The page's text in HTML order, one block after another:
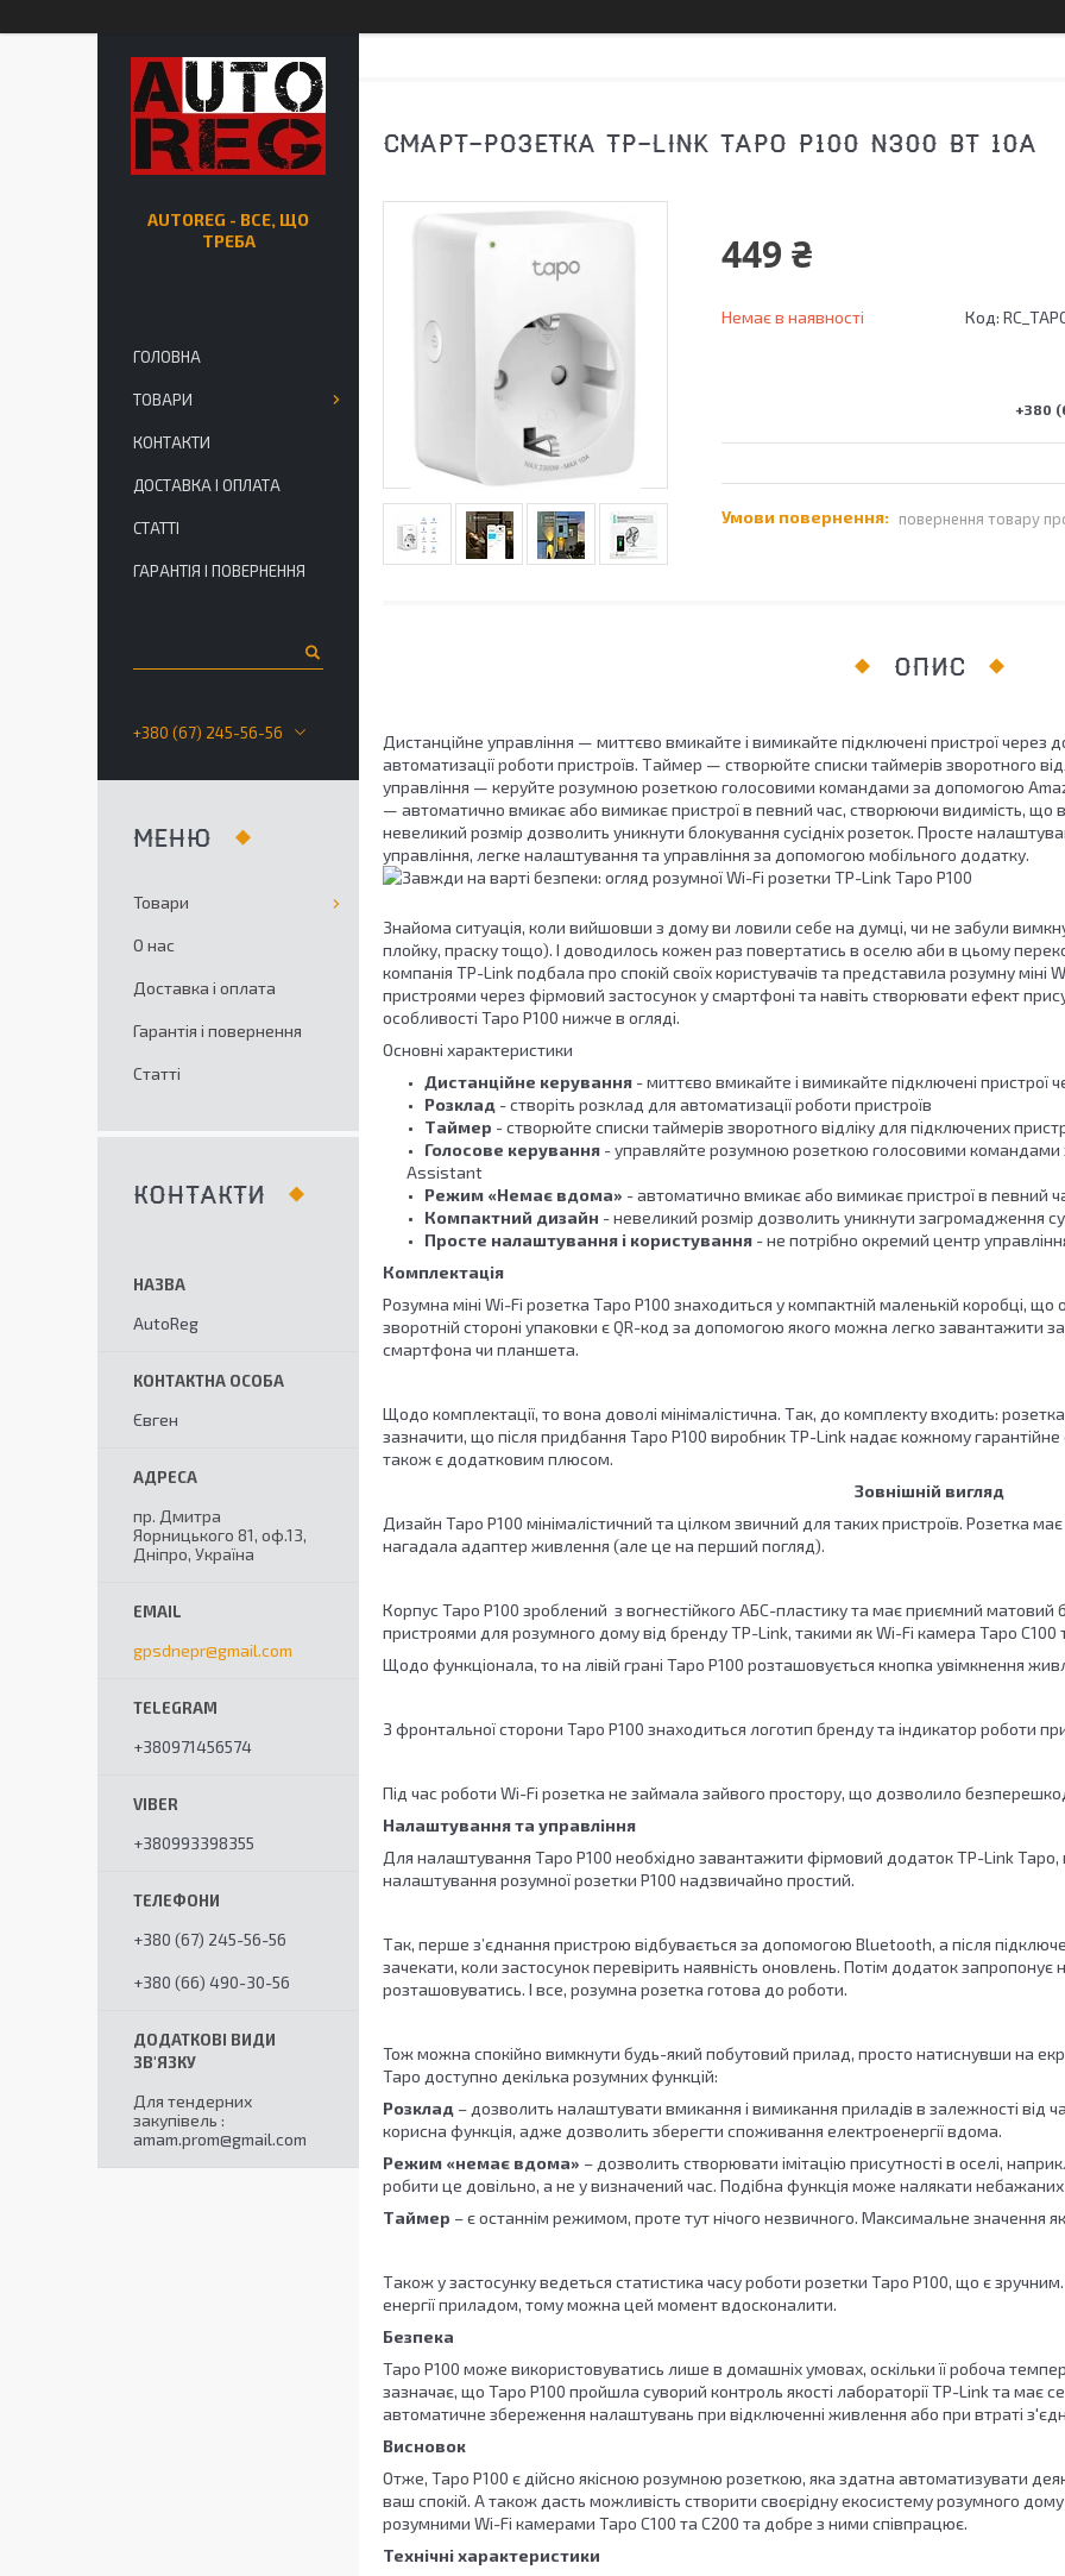
СМАРТ-РОЗЕТКА TP-LINK TAPO P100 N300 BT 10A
449 ₴
Немає в наявності Код:
+380
повернення товару
ОПИС
Дистанційне управління — миттєво вмикайте і вимикайте підключені пристрої через
автоматизації роботи пристроїв. Таймер — створюйте списки таймерів зворотного
управління — керуйте розумною розеткою голосовими командами за допомогою
— автоматично вмикає або вимикає пристрої в певний час, створюючи видимість,
невеликий розмір дозволить уникнути блокування сусідніх розеток. Просте
управління, легке налаштування та управління за допомогою мобільного додатку.
Знайома ситуація, коли вийшовши з дому ви ловили себе на думці, чи не забули
плойку, праску тощо). І доводилось кожен раз повертатись в оселю аби в цьому
компанія TP-Link подбала про спокій своїх користувачів та представила розумну міні
пристроями через фірмовий застосунок у смартфоні та навіть створювати ефект
особливості Tapo P100 нижче в огляді.
Основні характеристики
Дистанційне керування - миттєво вмикайте і вимикайте підключені пристрої
Розклад - створіть розклад для автоматизації роботи пристроїв
Таймер - створюйте списки таймерів зворотного відліку для підключених
Голосове керування - управляйте розумною розеткою голосовими
Assistant
Режим «Немає вдома» - автоматично вмикає або вимикає пристрої в певний
Компактний дизайн - невеликий розмір дозволить уникнути загромадження
Просте налаштування і користування - не потрібно окремий центр
Комплектація
Розумна міні Wi-Fi розетка Tapo P100 знаходиться у компактній маленькій коробці,
зворотній стороні упаковки є QR-код за допомогою якого можна легко завантажити
смартфона чи планшета.
Щодо комплектації, то вона доволі мінімалістична. Так, до комплекту входить: розетка
зазначити, що після придбання Tapo P100 виробник TP-Link надає кожному
також є додатковим плюсом.
Зовнішній вигляд
Дизайн Tapo P100 мінімалістичний та цілком звичний для таких пристроїв. Розетка
нагадала адаптер живлення (але це на перший погляд).
Корпус Tapo P100 зроблений з вогнестійкого АБС-пластику та має приємний матовий
пристроями для розумного дому від бренду TP-Link, такими як Wi-Fi камера Tapo C100
Щодо функціонала, то на лівій грані Tapo P100 розташовується кнопка увімкнення
З фронтальної сторони Tapo P100 знаходиться логотип бренду та індикатор роботи
Під час роботи Wi-Fi розетка не займала зайвого простору, що дозволило
Налаштування та управління
Для налаштування Tapo P100 необхідно завантажити фірмовий додаток TP-Link
налаштування розумної розетки P100 надзвичайно простий.
Так, перше з’єднання пристрою відбувається за допомогою Bluetooth, а після
зачекати, коли застосунок перевірить наявність оновлень. Потім додаток
розташовуватись. І все, розумна розетка готова до роботи.
Тож можна спокійно вимкнути будь-який побутовий прилад, просто натиснувши на
Tapo доступно декілька розумних функцій:
Розклад – дозволить налаштувати вмикання і вимикання приладів в залежності від
корисна функція, адже дозволить зберегти споживання електроенергії вдома.
Режим «немає вдома» – дозволить створювати імітацію присутності в оселі,
робити це довільно, а не у визначений час. Подібна функція може налякати небажаних
Таймер – є останнім режимом, проте тут нічого незвичного. Максимальне значення
Також у застосунку ведеться статистика часу роботи розетки Tapo P100, що є
енергії приладом, тому можна цей момент вдосконалити.
Безпека
Tapo P100 може використовуватись лише в домашніх умовах, оскільки її робоча
зазначає, що Tapo P100 пройшла суворий контроль якості лабораторії TP-Link та має
автоматичне збереження налаштувань при відключенні живлення або при втраті
Висновок
Отже, Tapo P100 є дійсно якісною розумною розеткою, яка здатна автоматизувати
ваш спокій. А також дасть можливість створити своєрідну екосистему розумного
розумними Wi-Fi камерами Tapo C100 та C200 та добре з ними співпрацює.
Технічні характеристики
AUTOREG - ВСЕ, ЩО
ТРЕБА
ГОЛОВНА
ТОВАРИ
КОНТАКТИ
ДОСТАВКА І ОПЛАТА
СТАТТІ
ГАРАНТІЯ І ПОВЕРНЕННЯ
+380 (67) 245-56-56
Товари
О нас
Доставка і оплата
Гарантія і повернення
Статті
КОНТАКТИ
AutoReg
Євген
пр. Дмитра
Яорницького 81, оф.13,
Дніпро, Україна
gpsdnepr@gmail.com
+380971456574
+380993398355
+380 (67) 245-56-56
+380 (66) 490-30-56
Для тендерних
закупівель
amam.prom@gmail.com